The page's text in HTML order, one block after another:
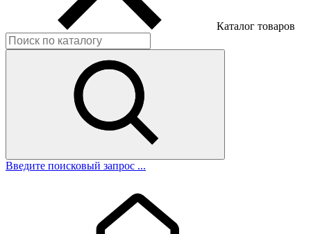
Каталог товаров
Введите поисковый запрос ...